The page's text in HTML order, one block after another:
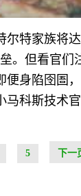
特家族将
。但看官
身陷囹圄
科斯技术
5 下一